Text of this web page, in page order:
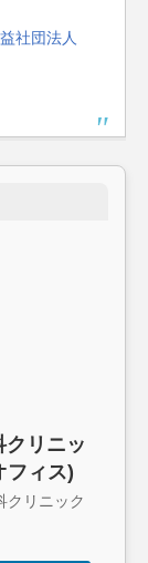
社団法人
リニッ
フィス)
クリニック